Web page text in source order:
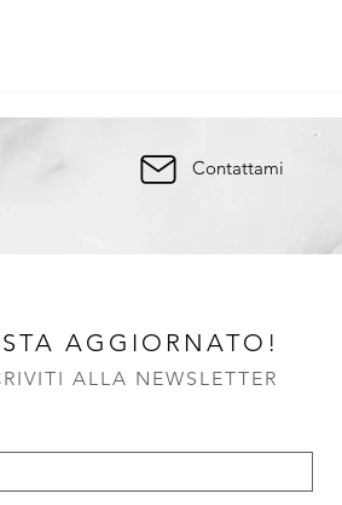
Contattami
AGGIORNATO!
ALLA NEWSLETTER